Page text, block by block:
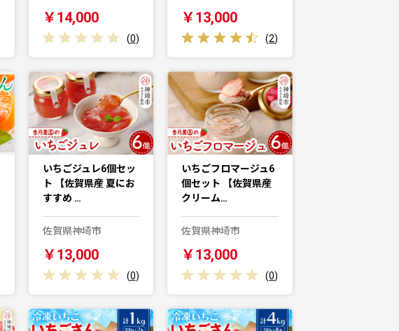
￥14,000
(0)
￥13,000
(2)
いちごジュレ6個セッ
ト 【佐賀県産 夏にお
すすめ …
佐賀県神埼市
￥13,000
(0)
いちごフロマージュ6
個セット 【佐賀県産
クリーム…
佐賀県神埼市
￥13,000
(0)